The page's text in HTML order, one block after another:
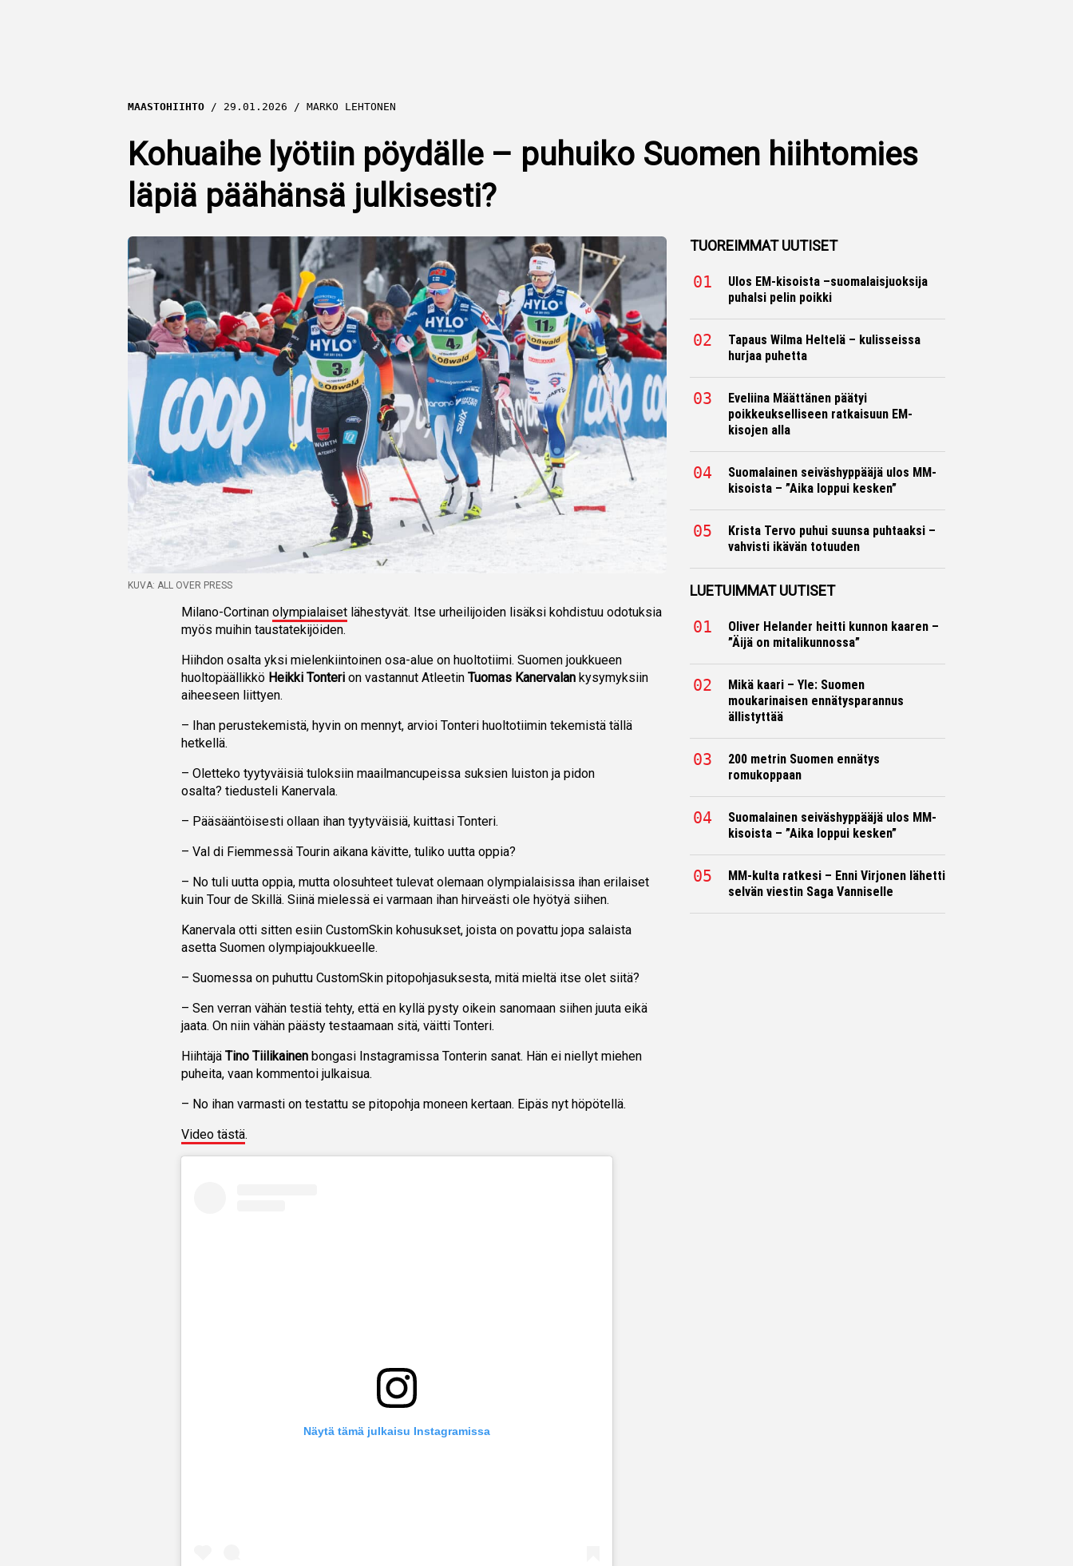
MAASTOHIIHTO 29.01.2026 MARKO LEHTONEN
Kohuaihe lyötiin pöydälle – puhuiko Suomen hiihtomies
läpiä päähänsä julkisesti?
KUVA: ALL OVER PRESS
Milano-Cortinanolympialaiset lähestyvät. Itse urheilijoiden lisäksi kohdistuu odotuksia
myös muihin taustatekijöiden.
Hiihdon osalta yksi mielenkiintoinen osa-alue on huoltotiimi. Suomen joukkueen
huoltopäällikkö Heikki Tonteri on vastannut AtleetinTuomas Kanervalan kysymyksiin
aiheeseen liittyen.
– Ihan perustekemistä, hyvin on mennyt, arvioi Tonteri huoltotiimin tekemistä tällä
hetkellä.
– Oletteko tyytyväisiä tuloksiin maailmancupeissa suksien luiston ja pidon
osalta? tiedusteli Kanervala.
– Pääsääntöisesti ollaan ihan tyytyväisiä, kuittasi Tonteri.
– Val di Fiemmessä Tourin aikana kävitte, tuliko uutta oppia?
– No tuli uutta oppia, mutta olosuhteet tulevat olemaan olympialaisissa ihan erilaiset
kuin Tour de Skillä. Siinä mielessä ei varmaan ihan hirveästi ole hyötyä siihen.
Kanervala otti sitten esiin CustomSkin kohusukset, joista on povattu jopa salaista
asetta Suomen olympiajoukkueelle.
– Suomessa on puhuttu CustomSkin pitopohjasuksesta, mitä mieltä itse olet siitä?
– Sen verran vähän testiä tehty, että en kyllä pysty oikein sanomaan siihen juuta eikä
jaata. On niin vähän päästy testaamaan sitä, väitti Tonteri.
HiihtäjäTino Tiilikainen bongasi Instagramissa Tonterin sanat. Hän ei niellyt miehen
puheita, vaan kommentoi julkaisua.
– No ihan varmasti on testattu se pitopohja moneen kertaan. Eipäs nyt höpötellä.
Video tästä.
Näytä tämä julkaisu Instagramissa
TUOREIMMAT UUTISET
Ulos EM-kisoista –suomalaisjuoksija
puhalsi pelin poikki
Tapaus Wilma Heltelä – kulisseissa
hurjaa puhetta
Eveliina Määttänen päätyi
poikkeukselliseen ratkaisuun EM-
kisojen alla
Suomalainen seiväshyppääjä ulos MM-
kisoista – ”Aika loppui kesken”
Krista Tervo puhui suunsa puhtaaksi –
vahvisti ikävän totuuden
LUETUIMMAT UUTISET
Oliver Helander heitti kunnon kaaren –
”Äijä on mitalikunnossa”
Mikä kaari – Yle: Suomen
moukarinaisen ennätysparannus
ällistyttää
200 metrin Suomen ennätys
romukoppaan
Suomalainen seiväshyppääjä ulos MM-
kisoista – ”Aika loppui kesken”
MM-kulta ratkesi – Enni Virjonen lähetti
selvän viestin Saga Vanniselle